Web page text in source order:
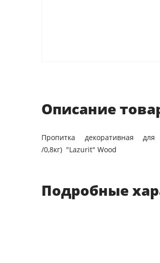
Описание
Пропитка декоративная
/0,8кг) "Lazurit" Wood
Подробные